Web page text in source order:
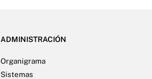
ADMINISTRACIÓN
Organigrama
Sistemas